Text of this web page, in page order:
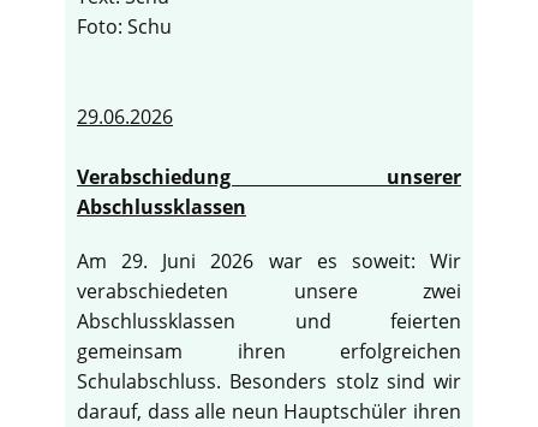
Foto: Schu
29.06.2026
Verabschiedung unserer
Abschlussklassen
Am 29. Juni 2026 war es soweit: Wir
verabschiedeten unsere zwei
Abschlussklassen und feierten
gemeinsam ihren erfolgreichen
Schulabschluss. Besonders stolz sind wir
darauf, dass alle neun Hauptschüler ihren